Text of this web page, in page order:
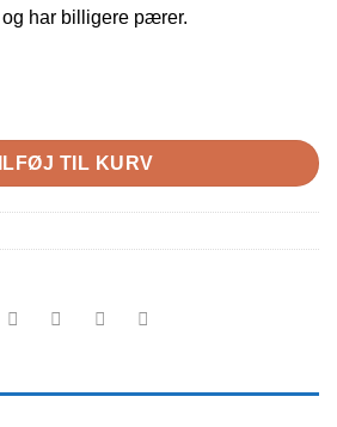
har billigere pærer.
E27 til hurtig skift af pære antal
TIL KURV